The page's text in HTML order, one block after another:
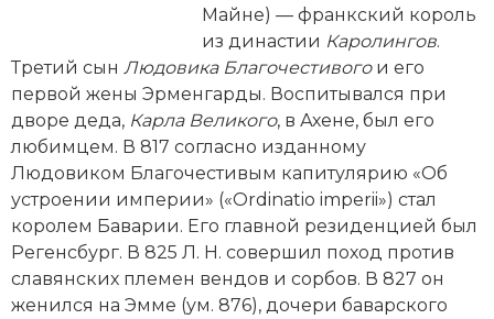
Генеалогия, геральдика
Государство и право
Европа
Империи
Историческая география и топонимика
История материальной и духовной культуры
История международных отношений
Майне) — франкский король
из династии Каролингов.
Третий сын Людовика Благочестивогои его
первой жены Эрменгарды. Воспитывался при
дворе деда, Карла Великого, в Ахене, был его
любимцем. В 817 согласно изданному
Людовиком Благочестивым капитулярию «Об
устроении империи» («Ordinatio imperii») стал
королем Баварии. Его главной резиденцией был
Регенсбург. В 825 Л. Н. совершил поход против
славянских племен вендов и сорбов. В 827 он
женился на Эмме (ум. 876), дочери баварского